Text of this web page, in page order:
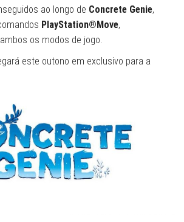
ao longo de Concrete Genie,
PlayStation®Move,
os modos de jogo.
este outono em exclusivo para a